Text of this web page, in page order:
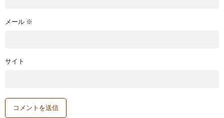
メール ※
サイト